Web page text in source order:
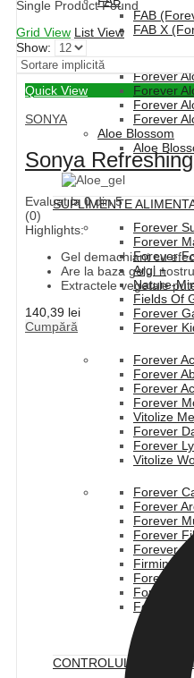
FAB
FAB X
Forever Aloe
Forever
Forever
Forever
Forever
Aloe Blossom
Aloe
SUPLIMENTE
Forever
Forever
Forever
Argi +
Nature-
Fields Of
Forever
Forever
Forever
Forever
Forever
Forever
Vitolize
Forever
Forever
Vitolize
Forever
Forever
Forever
Forever
Forever
Firming
Forever
Forever
Forever
CONTROLUL
Single Product Found
Grid View List View
Show:
Quick View
SONYA
Sonya
Evaluat la 0din 5
(0)
Highlights:
Gel demachiant cu
Are la baza gelul
Extractele vegetale
140,39 lei
Cumpără